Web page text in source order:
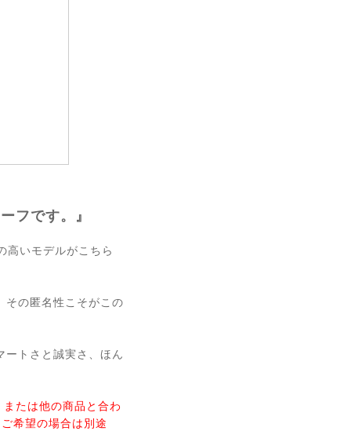
フです。』
高いモデルがこちら
その匿名性こそがこの
トさと誠実さ、ほん
たは他の商品と合わ
希望の場合は別途